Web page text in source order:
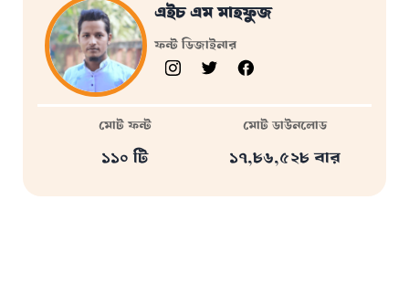
এইচ এম মাহফুজ
ফন্ট ডিজাইনার
মোট ফন্ট
১১০ টি
মোট ডাউনলোড
১৭,৮৬,৫২৮ বার